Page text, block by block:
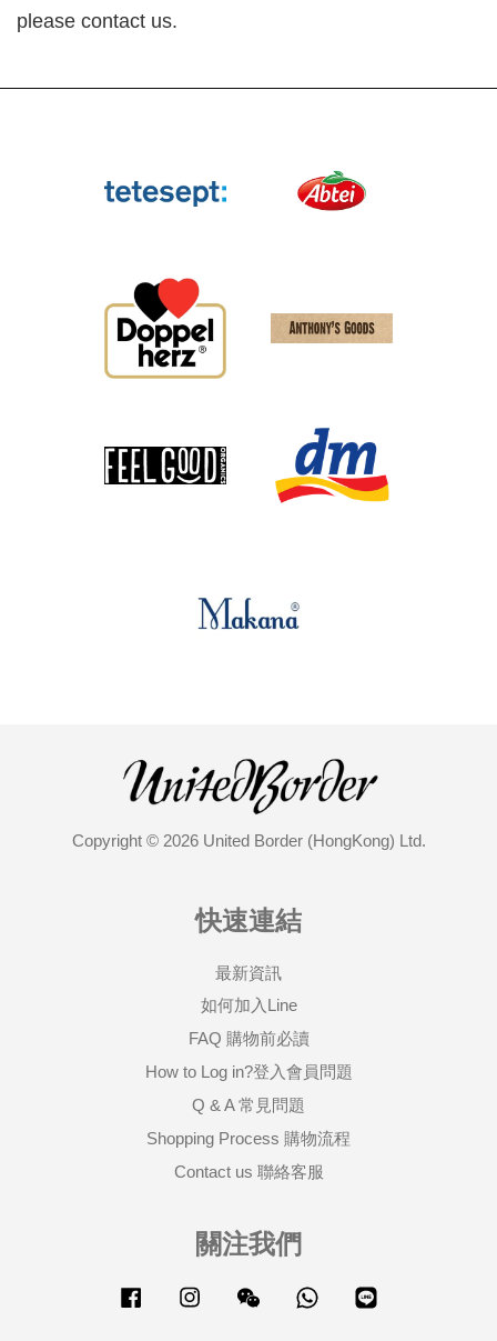
please contact us.
Copyright © 2026 United Border (HongKong) Ltd.
快速連結
最新資訊
如何加入Line
FAQ 購物前必讀
How to Log in?登入會員問題
Q & A 常見問題
Shopping Process 購物流程
Contact us 聯絡客服
關注我們
Facebook Instagram Wechat Whatsapp